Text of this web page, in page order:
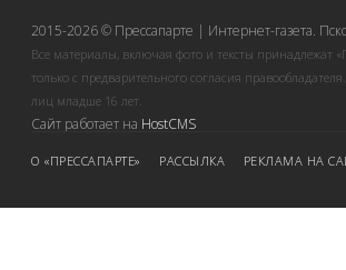
2015-2026 © Прессапарте | Интернет-газета.
Все материалы, включая фото и тексты принадлежат
только с предварительного согласия
лиц младше 16 лет.
Сайт работает на HostCMS
О «ПРЕССАПАРТЕ» РАССЫЛКА РЕКЛАМА НА